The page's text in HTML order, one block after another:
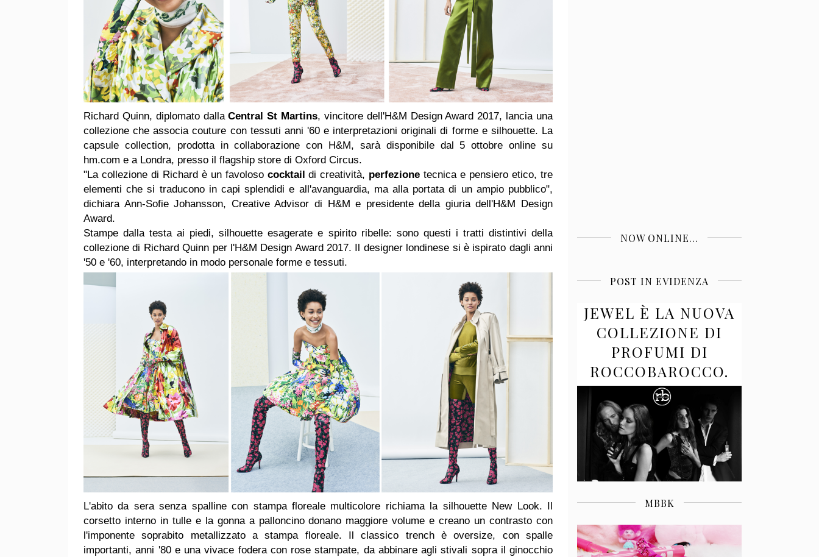
Richard Quinn, diplomato dallaCentral St Martins, vincitore dell'H&M Design Award 2017, lancia una
collezione che associa couture con tessuti anni '60 e interpretazioni originali di forme e silhouette. La
capsule collection, prodotta in collaborazione con H&M, sarà disponibile dal 5 ottobre online su
hm.com e a Londra, presso il flagship store di Oxford Circus.
"La collezione di Richard è un favoloso cocktail di creatività, perfezione tecnica e pensiero etico, tre
elementi che si traducono in capi splendidi e all'avanguardia, ma alla portata di un ampio pubblico",
dichiara Ann-Sofie Johansson, Creative Advisor di H&M e presidente della giuria dell'H&M Design
Award.
Stampe dalla testa ai piedi, silhouette esagerate e spirito ribelle: sono questi i tratti distintivi della
collezione di Richard Quinn per l'H&M Design Award 2017. Il designer londinese si è ispirato dagli anni
'50 e '60, interpretando in modo personale forme e tessuti.
L'abito da sera senza spalline con stampa floreale multicolore richiama la silhouette New Look. Il
corsetto interno in tulle e la gonna a palloncino donano maggiore volume e creano un contrasto con
l'imponente soprabito metallizzato a stampa floreale. Il classico trench è oversize, con spalle
importanti, anni '80 e una vivace fodera con rose stampate, da abbinare agli stivali sopra il ginocchio
NOW ONLINE...
POST IN EVIDENZA
JEWEL È LA NUOVA
COLLEZIONE DI
PROFUMI DI
ROCCOBAROCCO.
MBBK